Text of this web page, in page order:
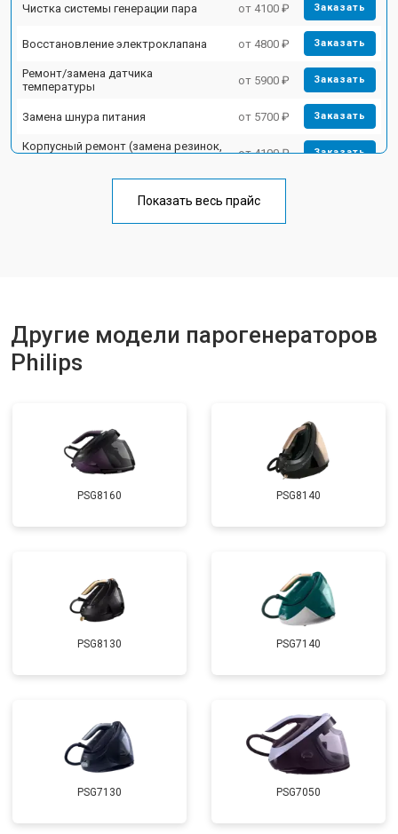
Чистка системы генерации пара от 4100 ₽ Заказать
Восстановление электроклапана от 4800 ₽ Заказать
Ремонт/замена датчика
температуры
от 5900 ₽ Заказать
Замена шнура питания от 5700 ₽ Заказать
Корпусный ремонт (замена резинок,
от 4100 ₽ Заказать
Замена клапана давления от 5850 ₽
Показать весь прайс
Другие модели парогенераторов
Philips
PSG8160 PSG8140
PSG8130 PSG7140
PSG7130 PSG7050